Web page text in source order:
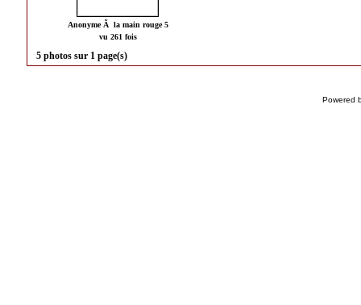
Anonyme Ã la main rouge 5
vu 261 fois
5 photos sur 1 page(s)
Powered